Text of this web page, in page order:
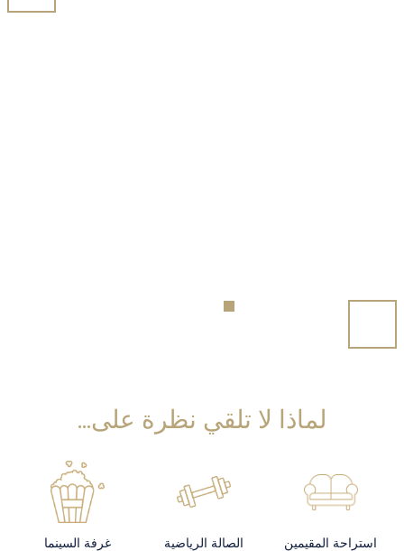
لماذا لا تلقي نظرة على...
استراحة المقيمين الصالة الرياضية غرفة السينما